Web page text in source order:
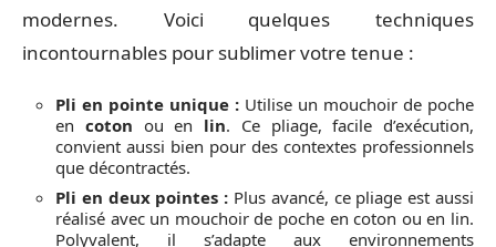
modernes. Voici quelques techniques
incontournables pour sublimer votre tenue :
Pli en pointe unique : Utilise un mouchoir de poche
en coton ou en lin. Ce pliage, facile d’exécution,
convient aussi bien pour des contextes professionnels
que décontractés.
Pli en deux pointes : Plus avancé, ce pliage est aussi
réalisé avec un mouchoir de poche en coton ou en lin.
Polyvalent, il s’adapte aux environnements